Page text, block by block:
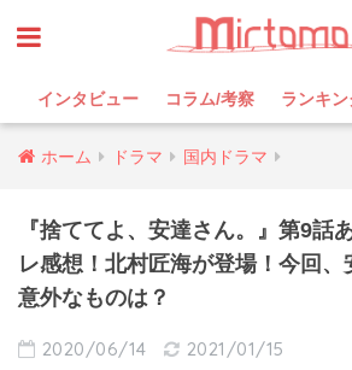
インタビュー コラム/考察 ランキ
ホーム ドラマ 国内ドラマ
『捨ててよ、安達さん。』第9話
レ感想！北村匠海が登場！今回、
意外なものは？
2020/06/14 2021/01/15